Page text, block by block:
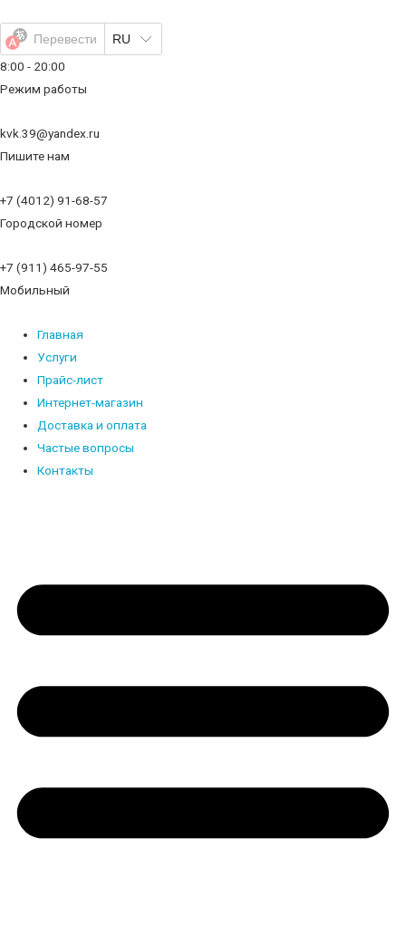
содержимому
Перевести
RU
8:00 - 20:00
Режим работы
kvk.39@yandex.ru
Пишите нам
+7 (4012) 91-68-57
Городской номер
+7 (911) 465-97-55
Мобильный
Главная
Услуги
Прайс-лист
Интернет-магазин
Доставка и оплата
Частые вопросы
Контакты